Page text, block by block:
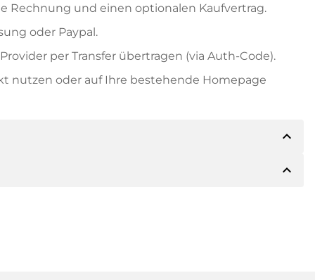
Rechnung und einen optionalen Kaufvertrag.
oder Paypal.
per Transfer übertragen (via Auth-Code).
nutzen oder auf Ihre bestehende Homepage
expand_less
der Zahlung mitteilen. Der Inhaber wird Ihnen
expand_less